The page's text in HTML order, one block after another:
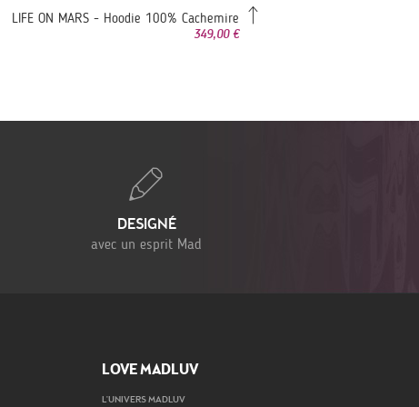
LIFE ON MARS - Hoodie 100% Cachemire
349,00 €
DESIGNÉ
avec un esprit Mad
LOVE MADLUV
L'UNIVERS MADLUV